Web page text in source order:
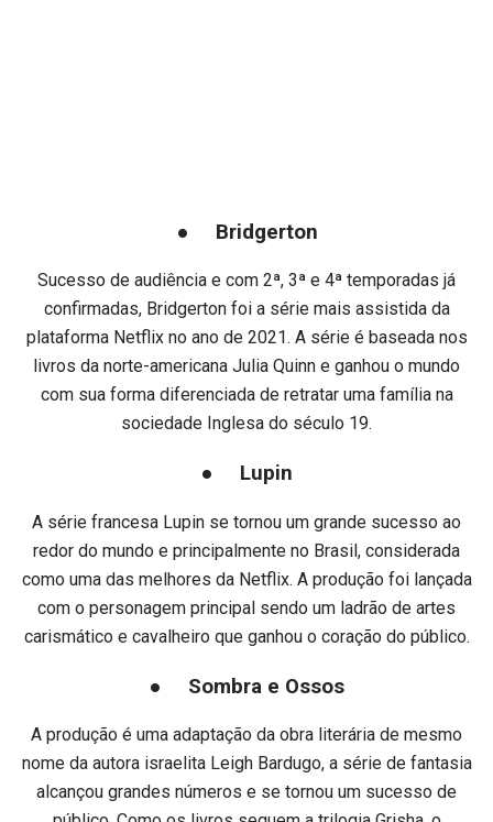
● Bridgerton
Sucesso de audiência e com 2ª, 3ª e 4ª temporadas já
confirmadas, Bridgerton foi a série mais assistida da
plataforma Netflix no ano de 2021. A série é baseada nos
livros da norte-americana Julia Quinn e ganhou o mundo
com sua forma diferenciada de retratar uma família na
sociedade Inglesa do século 19.
● Lupin
A série francesa Lupin se tornou um grande sucesso ao
redor do mundo e principalmente no Brasil, considerada
como uma das melhores da Netflix. A produção foi lançada
com o personagem principal sendo um ladrão de artes
carismático e cavalheiro que ganhou o coração do público.
● Sombra e Ossos
A produção é uma adaptação da obra literária de mesmo
nome da autora israelita Leigh Bardugo, a série de fantasia
alcançou grandes números e se tornou um sucesso de